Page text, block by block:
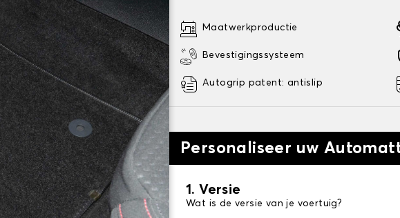
Maatwerkproductie
Bevestigingssysteem
Autogrip patent: antislip
Personaliseer uw
1. Versie
Wat is de versie van je voertuig?